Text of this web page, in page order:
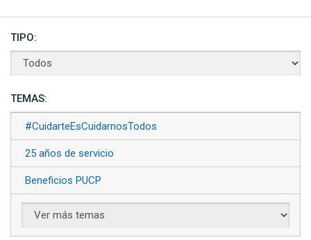
TIPO:
TEMAS:
#CuidarteEsCuidarnosTodos
25 años de servicio
Beneficios PUCP